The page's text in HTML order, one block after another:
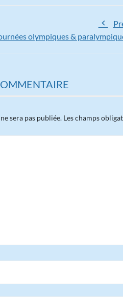
olympiques &
sera pas publiée. Les champs